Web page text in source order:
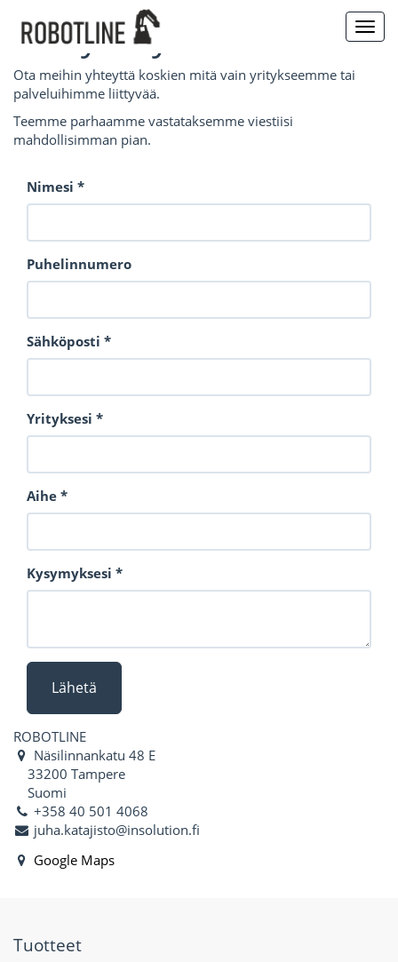
Ota yhteyttä
Ota meihin yhteyttä koskien mitä vain yritykseemme tai
palveluihimme liittyvää.
Teemme parhaamme vastataksemme viestiisi
mahdollisimman pian.
Nimesi
Puhelinnumero
Sähköposti
Yrityksesi
Aihe
Kysymyksesi
Lähetä
ROBOTLINE
Näsilinnankatu 48 E
33200 Tampere
Suomi
+358 40 501 4068
juha.katajisto@insolution.fi
Google Maps
Tuotteet